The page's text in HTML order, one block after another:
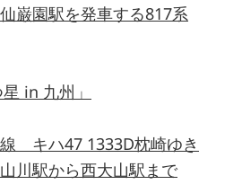
巌園駅を発車する817系
in 九州」
キハ47 1333D枕崎ゆき
川駅から西大山駅まで